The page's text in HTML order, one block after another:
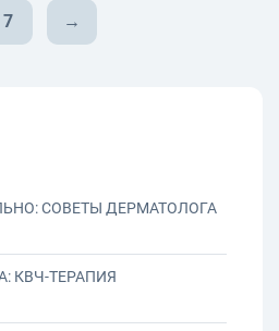
7 →
СОВЕТЫ ДЕРМАТОЛОГА
КВЧ-ТЕРАПИЯ